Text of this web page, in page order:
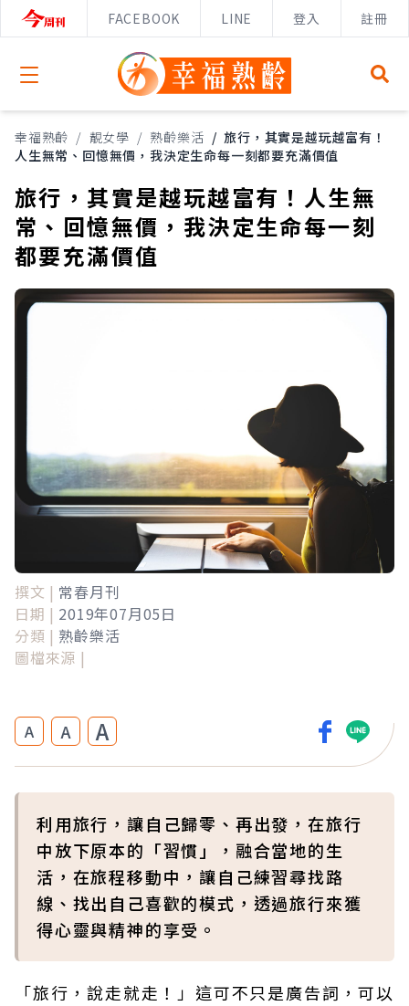
FACEBOOK LINE 登入 註冊
Open menu
幸福熟齡 / 靚女學 / 熟齡樂活 / 旅行，其實是越玩越富有！
人生無常、回憶無價，我決定生命每一刻都要充滿價值
旅行，其實是越玩越富有！人生無
常、回憶無價，我決定生命每一刻
都要充滿價值
撰文 | 常春月刊
日期 | 2019年07月05日
分類 | 熟齡樂活
圖檔來源 |
A A A
利用旅行，讓自己歸零、再出發，在旅行
中放下原本的「習慣」，融合當地的生
活，在旅程移動中，讓自己練習尋找路
線、找出自己喜歡的模式，透過旅行來獲
得心靈與精神的享受。
「旅行，說走就走！」這可不只是廣告詞，可以